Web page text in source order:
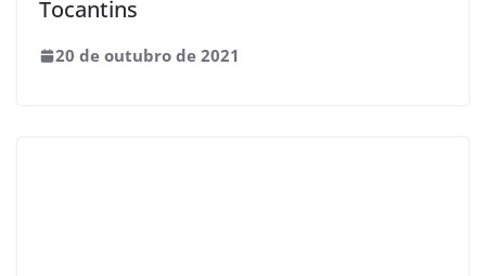
Tocantins
20 de outubro de 2021